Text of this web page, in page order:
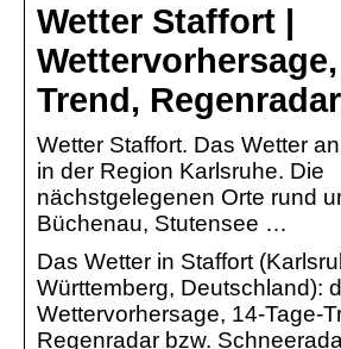
Wetter Staffort |
Trend, Regenradar
Wetter Staffort. Das Wetter
in der Region Karlsruhe. Die
nächstgelegenen Orte rund
Büchenau, Stutensee …
Das Wetter in Staffort
Württemberg, Deutschland):
Wettervorhersage, 14-Tage-
Regenradar bzw.